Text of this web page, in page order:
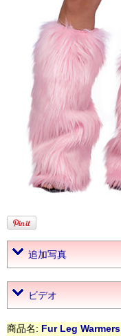
追加写真
ビデオ
商品名: Fur Leg Warmers